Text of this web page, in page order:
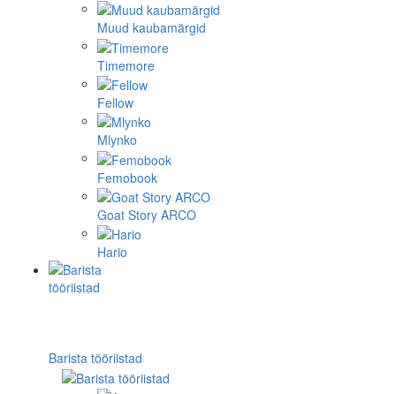
Muud kaubamärgid
Timemore
Fellow
Mlynko
Femobook
Goat Story ARCO
Hario
Barista tööriistad